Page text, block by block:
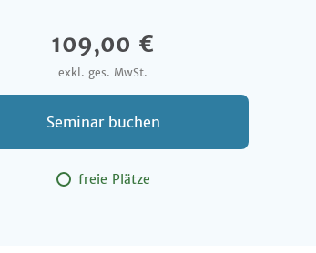
109,00 €
exkl. ges. MwSt.
Seminar buchen
freie Plätze